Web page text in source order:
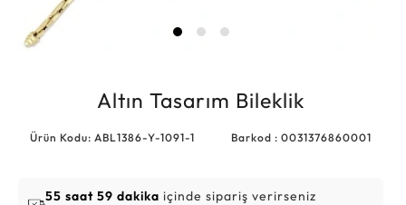
Altın Tasarım Bileklik
Ürün Kodu: ABL1386-Y-1091-1 Barkod : 0031376860001
55 saat 59 dakika içinde sipariş verirseniz